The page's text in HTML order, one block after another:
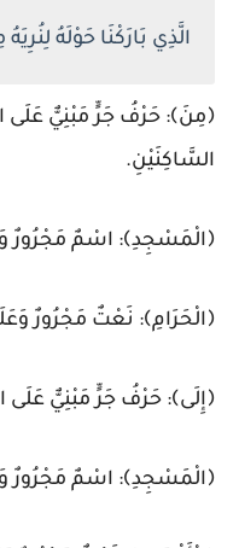
الَّذِي بَارَكْنَا حَوْلَهُ لِنُرِيَهُ
﴿مِنَ﴾: حَرْفُ جَرٍّ مَبْنِيٌّ عَلَى
السَّاكِنَيْنِ.
﴿الْمَسْجِدِ﴾: اسْمٌ مَجْرُورٌ
﴿الْحَرَامِ﴾: نَعْتٌ مَجْرُورٌ
﴿إِلَى﴾: حَرْفُ جَرٍّ مَبْنِيٌّ
﴿الْمَسْجِدِ﴾: اسْمٌ مَجْرُورٌ